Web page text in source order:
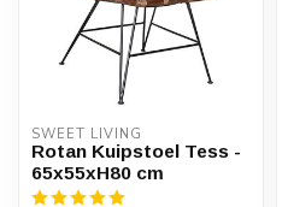
SWEET LIVING
Rotan Kuipstoel Tess -
65x55xH80 cm